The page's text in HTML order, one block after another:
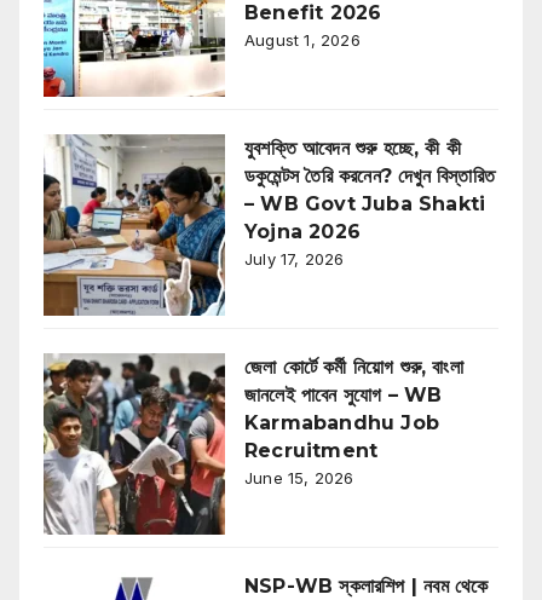
Benefit 2026
August 1, 2026
যুবশক্তি আবেদন শুরু হচ্ছে, কী কী
ডকুমেন্টস তৈরি করনেন? দেখুন বিস্তারিত
– WB Govt Juba Shakti
Yojna 2026
July 17, 2026
জেলা কোর্টে কর্মী নিয়োগ শুরু, বাংলা
জানলেই পাবেন সুযোগ – WB
Karmabandhu Job
Recruitment
June 15, 2026
NSP-WB স্কলারশিপ | নবম থেকে